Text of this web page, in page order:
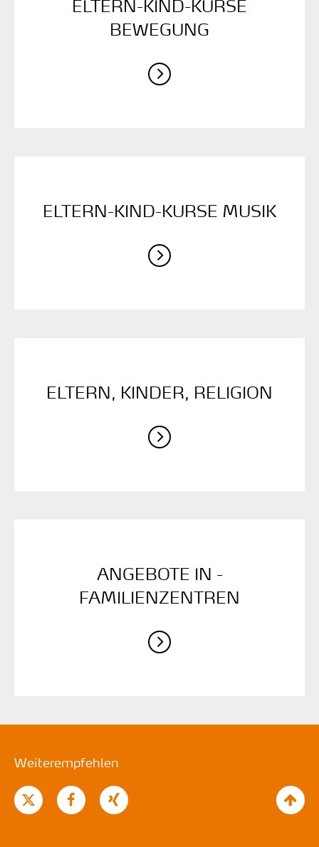
ELTERN-KIND-KURSE
BEWEGUNG
ELTERN-KIND-KURSE MUSIK
ELTERN, KINDER, ­RELIGION
ANGEBOTE IN ­
FAMILIENZENTREN
Weiterempfehlen